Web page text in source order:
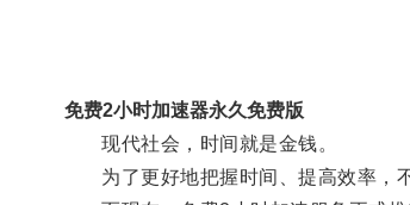
免费2小时加速器永久免费版
现代社会，时间就是金钱。
为了更好地把握时间、提高效率，不